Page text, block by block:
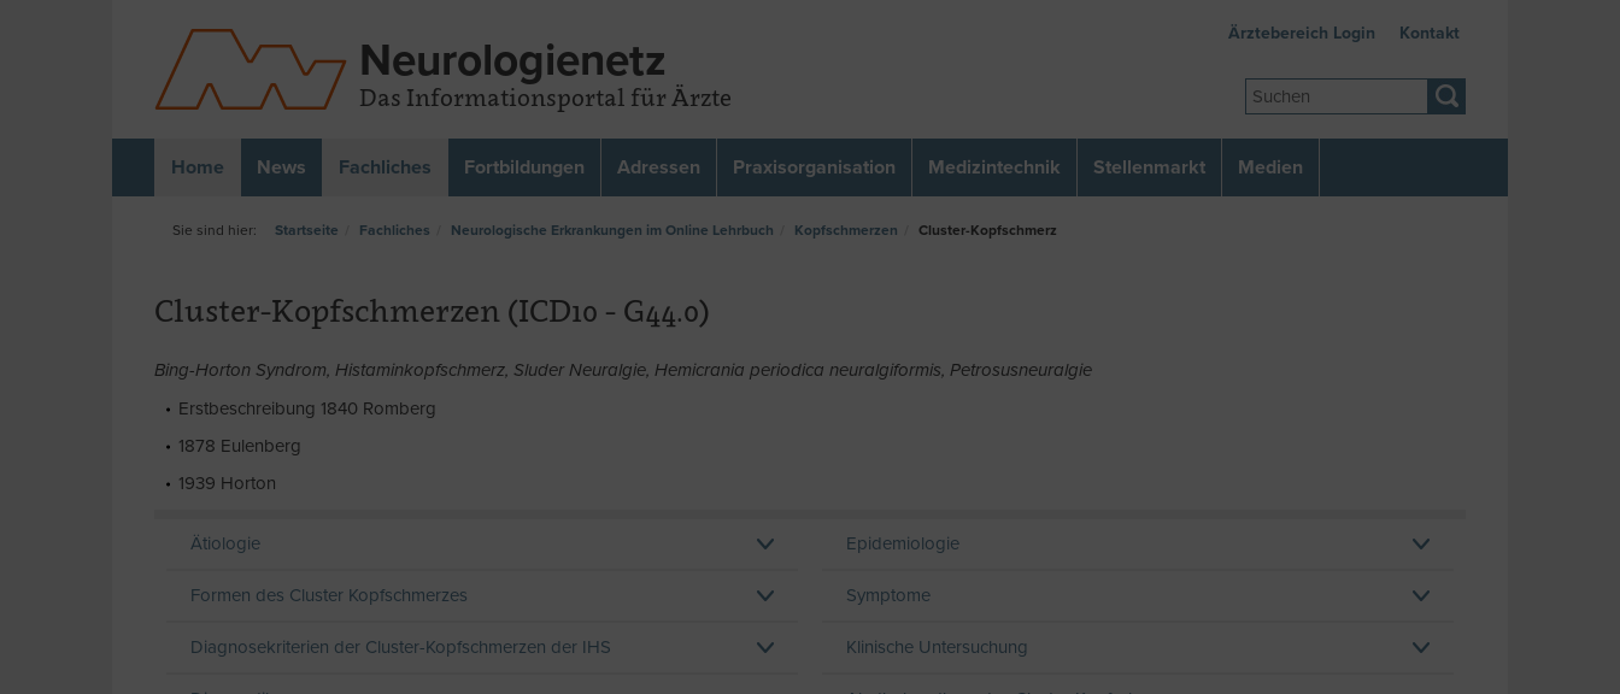
Neurologienetz
Das Informationsportal für Ärzte
Ärztebereich Login Kontakt
Home News Fachliches Fortbildungen Adressen Praxisorganisation Medizintechnik Stellenmarkt Medien
Startseite Fachliches Neurologische Erkrankungen im Online Lehrbuch Kopfschmerzen Cluster-Kopfschmerz
Cluster-Kopfschmerzen (ICD10 - G44.0)
Bing-Horton Syndrom, Histaminkopfschmerz, Sluder Neuralgie, Hemicrania periodica neuralgiformis, Petrosusneuralgie
Erstbeschreibung 1840 Romberg
1878 Eulenberg
1939 Horton
Ätiologie Epidemiologie
Formen des Cluster Kopfschmerzes Symptome
Diagnosekriterien der Cluster-Kopfschmerzen der IHS Klinische Untersuchung